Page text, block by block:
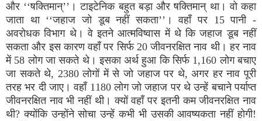
और ‘‘षक्तिमान्’’। टाइटेनिक बहुत बड़ा और षक्तिमान् था। वो कहा
जाता था ‘‘जहाज जो डूब नहीं सकता’’। वहाँ पर 15 पानी -
अवरोधक विभाग थे। वे इतने आत्मविष्वास में थे कि जहाज डूब नहीं
सकता और इस कारण वहाँ पर सिर्फ 20 जीवनरक्षित नाव थी। हर नाव
में 58 लोग जा सकते थे। इसका अर्थ हुआ कि सिर्फ 1,160 लोग बचाए
जा सकते थे, 2380 लोगों में से जो जहाज पर थे, अगर हर नाव पूरी
तरह भर दी जाए। वहाँ 1180 लोग जो जहाज पर थे उन्हें बचाने पर्याप्त
जीवनरक्षित नाव भी नहीं थी। क्यों वहाँ पर इतनी कम जीवनरक्षित नाव
थी? क्योंकि उन्होंने सोचा उन्हें कभी भी उसकी आवष्यकता नहीं होगी!